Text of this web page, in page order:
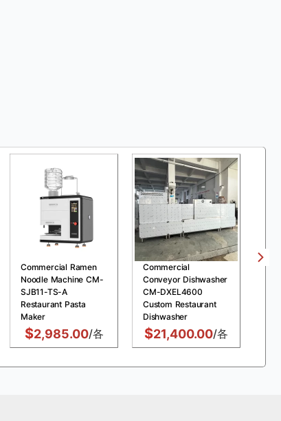
Commercial Ramen
Noodle Machine CM-
SJB11-TS-A
Restaurant Pasta
Maker
$2,985.00/各
Commercial
Conveyor Dishwasher
CM-DXEL4600
Custom Restaurant
Dishwasher
$21,400.00/各